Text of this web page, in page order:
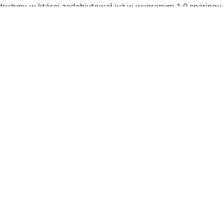
w której zadebiutował już w wygranym 1:0